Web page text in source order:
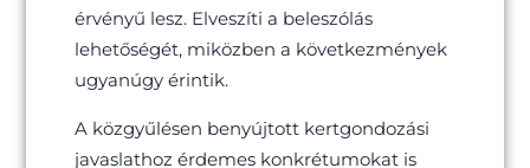
érvényű lesz. Elveszíti a beleszólás
lehetőségét, miközben a következmények
ugyanúgy érintik.
A közgyűlésen benyújtott kertgondozási
javaslathoz érdemes konkrétumokat is